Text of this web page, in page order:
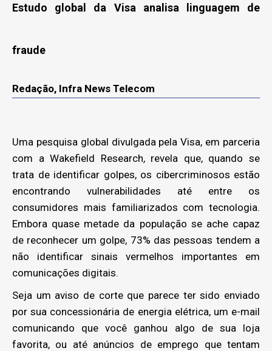
Estudo global da Visa analisa linguagem de
fraude
Redação, Infra News Telecom
Uma pesquisa global divulgada pela Visa, em parceria
com a Wakefield Research,revela que, quando se
trata de identificar golpes, os cibercriminosos estão
encontrando vulnerabilidades até entre os
consumidores mais familiarizados com tecnologia.
Embora quase metade da população se ache capaz
de reconhecer um golpe, 73% das pessoas tendem a
não identificar sinais vermelhos importantes em
comunicações digitais.
Seja um aviso de corte que parece ter sido enviado
por sua concessionária de energia elétrica, um e-mail
comunicando que você ganhou algo de sua loja
favorita, ou até anúncios de emprego que tentam